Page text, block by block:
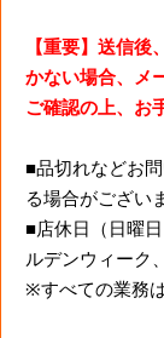
【重要】送信
かない場合、メ
ご確認の上、お
■品切れなどお
る場合がござい
■店休日（日曜
ルデンウィーク
※すべての業務